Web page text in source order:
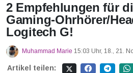
2 Empfehlungen für
Gaming-Ohrhörer/
Logitech G!
Muhammad Marie 15:03 Uhr, 18., 21.
Artikel teilen: